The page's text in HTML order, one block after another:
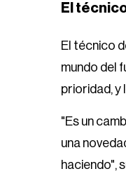
El
El técnico
mundo del
prioridad, y
"Es un
una
haciendo",